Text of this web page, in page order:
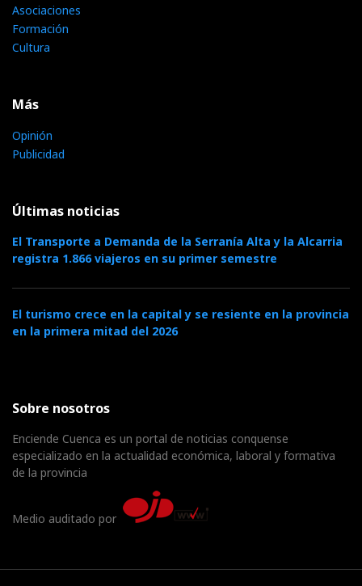
Asociaciones
Formación
Cultura
Más
Opinión
Publicidad
Últimas noticias
El Transporte a Demanda de la Serranía Alta y la Alcarria
registra 1.866 viajeros en su primer semestre
El turismo crece en la capital y se resiente en la provincia
en la primera mitad del 2026
Sobre nosotros
Enciende Cuenca es un portal de noticias conquense
especializado en la actualidad económica, laboral y formativa
de la provincia
Medio auditado por